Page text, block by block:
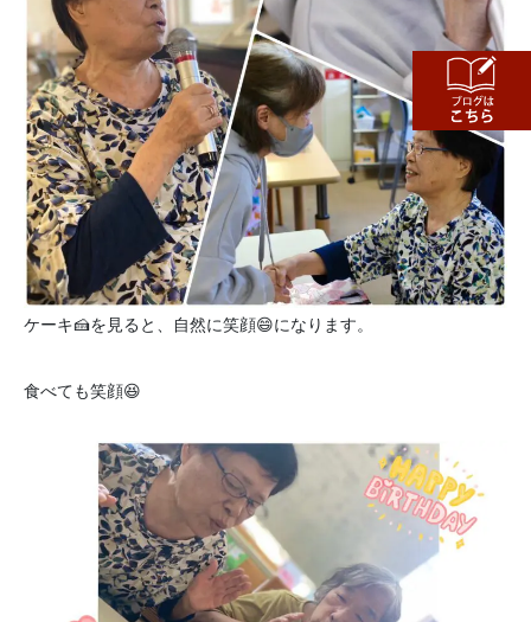
ケーキ🍰を見ると、自然に笑顔😄になります。
食べても笑顔😆